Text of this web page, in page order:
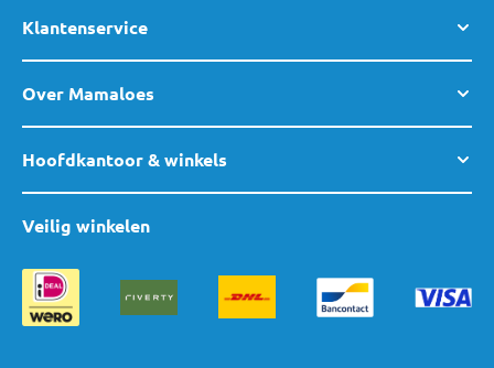
Klantenservice
Over Mamaloes
Hoofdkantoor & winkels
Veilig winkelen